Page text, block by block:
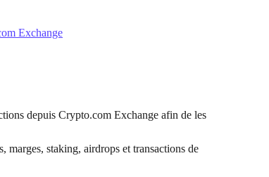
depuis Crypto.com Exchange afin de les
staking, airdrops et transactions de